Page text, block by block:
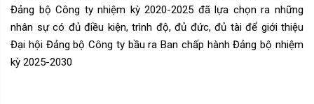
Đảng bộ Công ty nhiệm kỳ 2020-2025 đã lựa chọn ra những
nhân sự có đủ điều kiện, trình độ, đủ đức, đủ tài để giới thiệu
Đại hội Đảng bộ Công ty bầu ra Ban chấp hành Đảng bộ nhiệm
kỳ 2025-2030